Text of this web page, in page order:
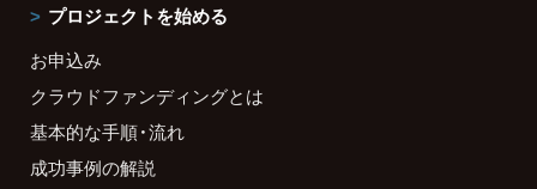
プロジェクトを始める
お申込み
クラウドファンディングとは
基本的な手順・流れ
成功事例の解説